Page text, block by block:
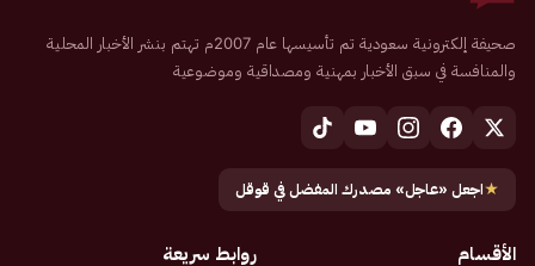
صحيفة إلكترونية سعودية تم تأسيسها عام 2007م تهتم بنشر الأخبار المحلية
والمنافسة في سبق الأخبار بمهنية ومصداقية وموضوعية
★اجعل «عاجل» مصدرك المفضل في قوقل
الأقسام روابط سريعة